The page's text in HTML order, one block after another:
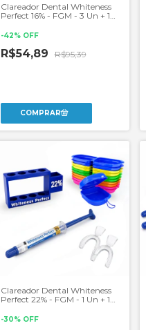
Clareador Dental Whiteness
Perfect 16% - FGM - 3 Un + 1
-42% OFF
R$54,89 R$95,39
Clareador Dental Whiteness
Perfect 22% - FGM - 1 Un + 1
-30% OFF